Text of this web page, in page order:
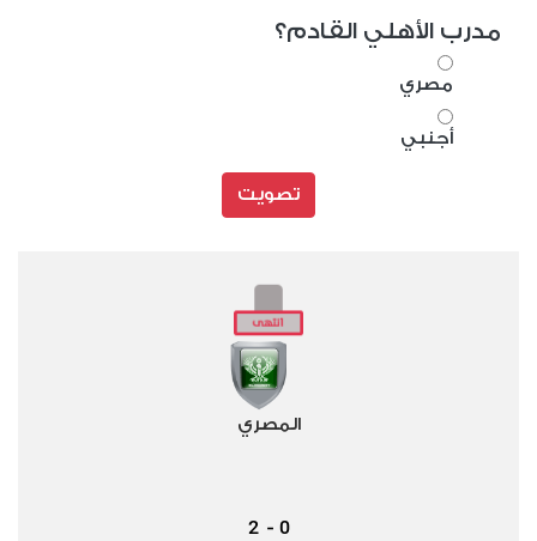
مدرب الأهلي القادم؟
مصري
أجنبي
تصويت
المصري
0
-
2